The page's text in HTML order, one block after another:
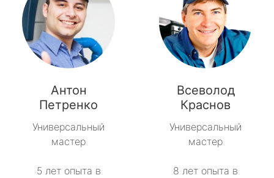
Антон
Петренко
Универсальный
мастер
5 лет опыта в
Всеволод
Краснов
Универсальный
мастер
8 лет опыта в